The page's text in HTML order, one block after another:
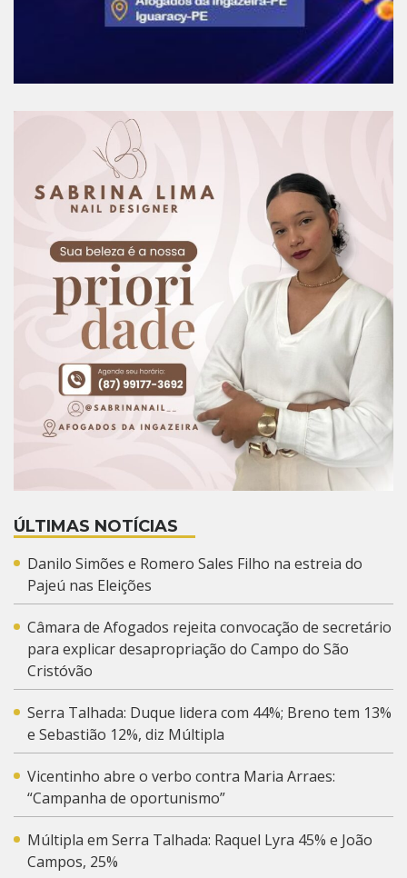
ÚLTIMAS NOTÍCIAS
Danilo Simões e Romero Sales Filho na estreia do
Pajeú nas Eleições
Câmara de Afogados rejeita convocação de secretário
para explicar desapropriação do Campo do São
Cristóvão
Serra Talhada: Duque lidera com 44%; Breno tem 13%
e Sebastião 12%, diz Múltipla
Vicentinho abre o verbo contra Maria Arraes:
“Campanha de oportunismo”
Múltipla em Serra Talhada: Raquel Lyra 45% e João
Campos, 25%